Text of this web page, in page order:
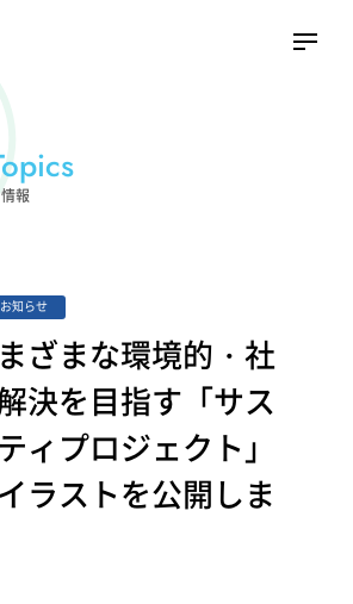
報
お知らせ
ざまな環境的・社
決を目指す「サス
ィプロジェクト」
ラストを公開しま